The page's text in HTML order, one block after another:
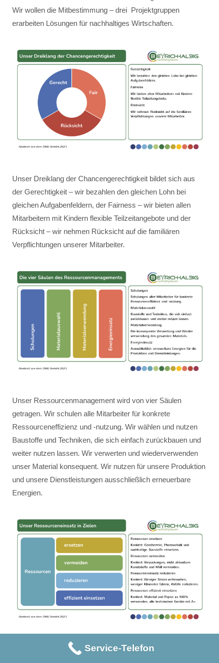
Wir wollen die Mitbestimmung – drei Projektgruppen
erarbeiten Lösungen für nachhaltiges Wirtschaften.
Unser Dreiklang der Chancengerechtigkeit bildet sich aus
der Gerechtigkeit – wir bezahlen den gleichen Lohn bei
gleichen Aufgabenfeldern, der Fairness – wir bieten allen
Mitarbeitern mit Kindern flexible Teilzeitangebote und der
Rücksicht – wir nehmen Rücksicht auf die familiären
Verpflichtungen unserer Mitarbeiter.
Unser Ressourcenmanagement wird von vier Säulen
getragen. Wir schulen alle Mitarbeiter für konkrete
Ressourceneffizienz und -nutzung. Wir wählen und nutzen
Baustoffe und Techniken, die sich einfach zurückbauen und
weiter nutzen lassen. Wir verwerten und wiederverwenden
unser Material konsequent. Wir nutzen für unsere Produktion
und unsere Dienstleistungen ausschließlich erneuerbare
Energien.
Unser Ressourceneinsatz erfolgt innerhalb der vier Ziele:
Service-Telefon